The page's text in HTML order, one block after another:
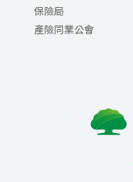
保險局
產險同業公會